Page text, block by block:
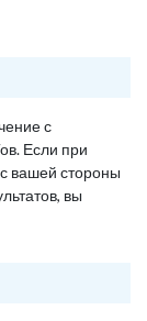
с
Если при
вашей стороны
вы